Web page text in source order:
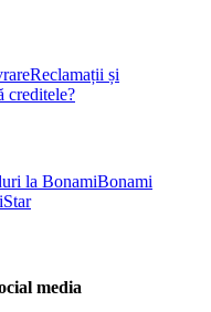
Reclamații și
creditele?
la BonamiBonami
media